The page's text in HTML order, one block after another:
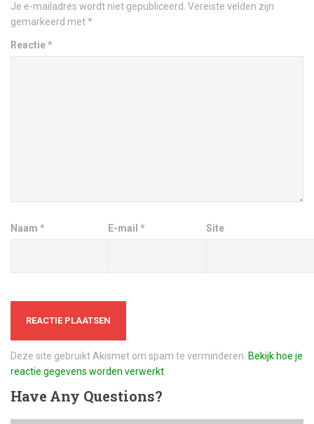
Je e-mailadres wordt niet gepubliceerd. Vereiste velden zijn
gemarkeerd met*
Reactie*
Naam * E-mail* Site
Deze site gebruikt Akismet om spam te verminderen. Bekijk hoe je
reactie gegevens worden verwerkt
HaveAny Questions?